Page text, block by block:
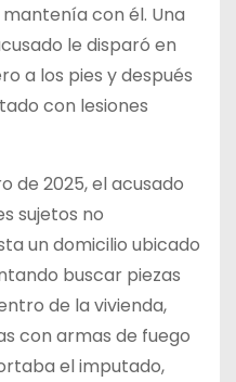
con él. Una
le disparó en
a los pies y después
con lesiones
de 2025, el acusado
sujetos no
un domicilio ubicado
buscar piezas
de la vivienda,
con armas de fuego
el imputado,